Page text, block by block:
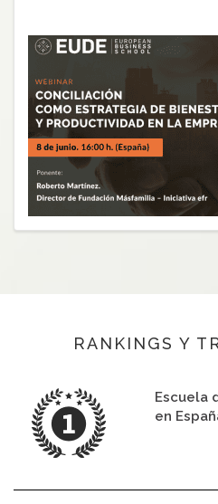
RANKINGS Y
Escuela
en